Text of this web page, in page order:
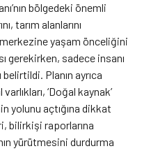
bölgedeki önemli
tarım alanlarını
merkezine yaşam önceliğini
gerekirken, sadece insanı
belirtildi. Planın ayrıca
‘Doğal kaynak’
yolunu açtığına dikkat
bilirkişi raporlarına
yürütmesini durdurma